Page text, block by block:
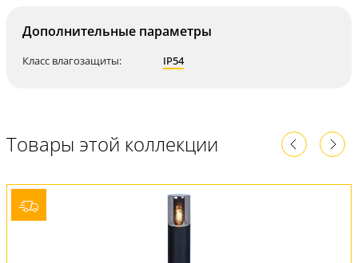
Дополнительные параметры
Класс влагозащиты: IP54
Товары этой коллекции